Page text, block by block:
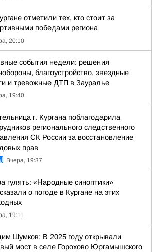
отметили тех, кто стоит за
победами региона
20:10
события недели: решения
благоустройство, звездные
и тревожные ДТП в Зауралье
19:40
г. Кургана поблагодарила
регионального следственного
СК России за восстановление
прав
Вчера, 19:37
гулять: «Народные синоптики»
о погоде в Кургане на этих
19:11
Шумков: В 2025 году открывали
мост в селе Горохово Юргамышского